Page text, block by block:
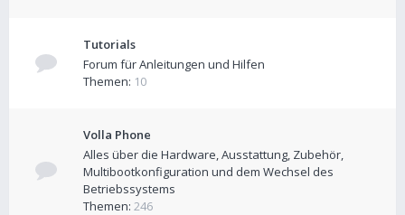
Tutorials
Forum für Anleitungen und Hilfen
Themen: 10
Volla Phone
Alles über die Hardware, Ausstattung, Zubehör,
Multibootkonfiguration und dem Wechsel des
Betriebssystems
Themen: 246